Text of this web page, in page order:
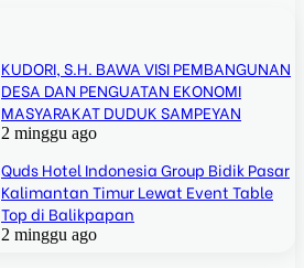
KUDORI, S.H. BAWA VISI PEMBANGUNAN
DESA DAN PENGUATAN EKONOMI
MASYARAKAT DUDUK SAMPEYAN
2 minggu ago
Quds Hotel Indonesia Group Bidik Pasar
Kalimantan Timur Lewat Event Table
Top di Balikpapan
2 minggu ago